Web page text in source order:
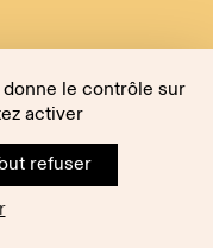
le contrôle sur
activer
refuser